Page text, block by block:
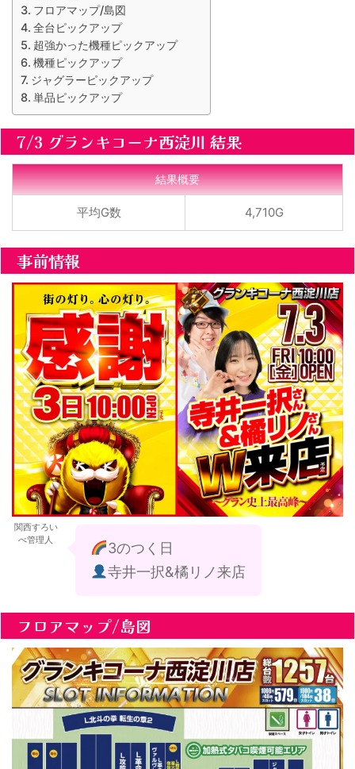
フロアマップ/島図
全台ピックアップ
超強かった機種ピックアップ
機種ピックアップ
ジャグラーピックアップ
単品ピックアップ
7/3 グランキコーナ西淀川 結果
結果概要
平均G数 4,710G
事前情報
関西すろい
べ管理人
3のつく日
寺井一択&橘リノ来店
フロアマップ/島図